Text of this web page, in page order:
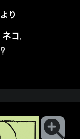
より
ネコ